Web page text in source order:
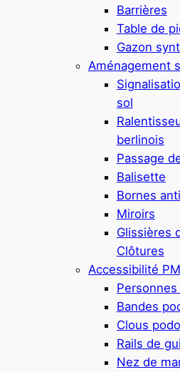
Barrières
Table de
Gazon
Aménagement
sol
berlinois
Passage
Balisette
Bornes
Miroirs
Glissières
Clôtures
Accessibilité
Bandes
Clous
Rails de
Nez de